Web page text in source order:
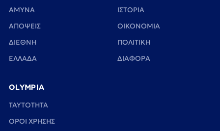
ΑΜΥΝΑ
ΑΠΟΨΕΙΣ
ΔΙΕΘΝΗ
ΕΛΛΑΔΑ
ΙΣΤΟΡΙΑ
ΟΙΚΟΝΟΜΙΑ
ΠΟΛΙΤΙΚΗ
ΔΙΑΦΟΡΑ
OLYMPIA
TAYTOTHTA
ΟΡΟΙ ΧΡΗΣΗΣ